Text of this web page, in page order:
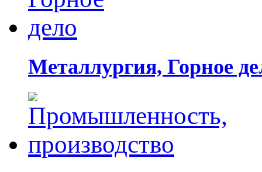
Металлургия, Горное